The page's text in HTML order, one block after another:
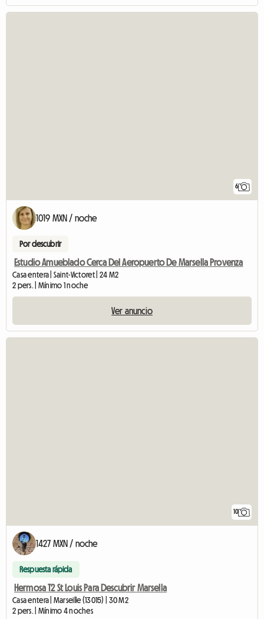
6
1019 MXN / noche
Por descubrir
Estudio Amueblado Cerca Del Aeropuerto De Marsella Provenza
Casa entera | Saint-Victoret | 24 M2
2 pers. | Mínimo 1 noche
Ver anuncio
10
1427 MXN / noche
Respuesta rápida
Hermosa T2 St Louis Para Descubrir Marsella
Casa entera | Marseille (13015) | 30 M2
2 pers. | Mínimo 4 noches